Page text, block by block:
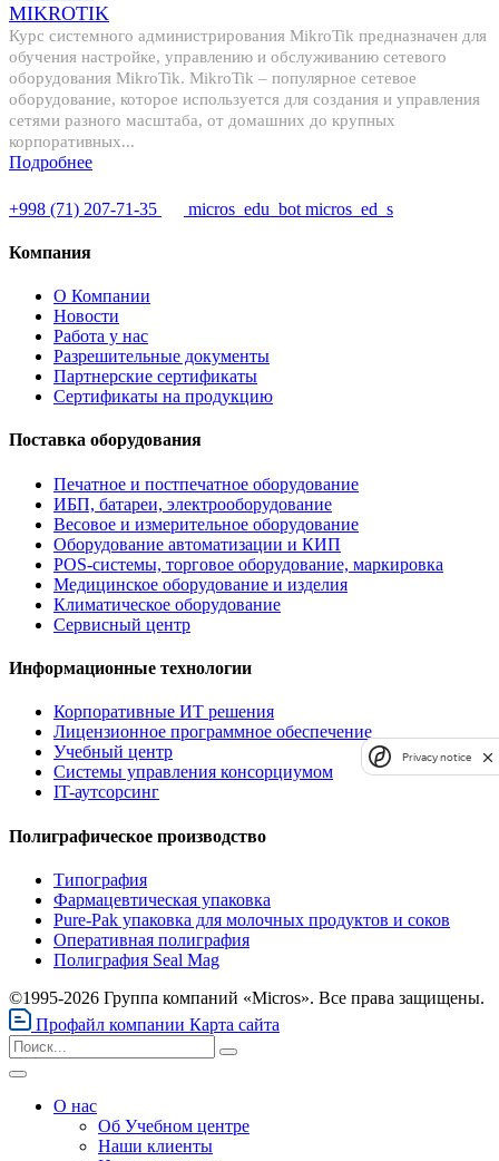
MIKROTIK
Курс системного администрирования MikroTik предназначен для
обучения настройке, управлению и обслуживанию сетевого
оборудования MikroTik. MikroTik – популярное сетевое
оборудование, которое используется для создания и управления
сетями разного масштаба, от домашних до крупных
корпоративных...
Подробнее
+998 (71) 207-71-35 micros_edu_bot micros_ed_s
Компания
О Компании
Новости
Работа у нас
Разрешительные документы
Партнерские сертификаты
Сертификаты на продукцию
Поставка оборудования
Печатное и постпечатное оборудование
ИБП, батареи, электрооборудование
Весовое и измерительное оборудование
Оборудование автоматизации и КИП
POS-системы, торговое оборудование, маркировка
Медицинское оборудование и изделия
Климатическое оборудование
Сервисный центр
Информационные технологии
Корпоративные ИТ решения
Лицензионное программное обеспечение
Учебный центр
Системы управления консорциумом
IT-аутсорсинг
Полиграфическое производство
Типография
Фармацевтическая упаковка
Pure-Pak упаковка для молочных продуктов и соков
Оперативная полиграфия
Полиграфия Seal Mag
©1995-2026 Группа компаний «Micros». Все права защищены.
Профайл компании Карта сайта
О нас
Об Учебном центре
Наши клиенты
Privacy notice